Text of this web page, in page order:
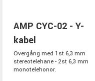
AMP CYC-02 - Y-
kabel
Övergång med 1st 6,3 mm
stereotelehane - 2st 6,3 mm
monotelehonor.